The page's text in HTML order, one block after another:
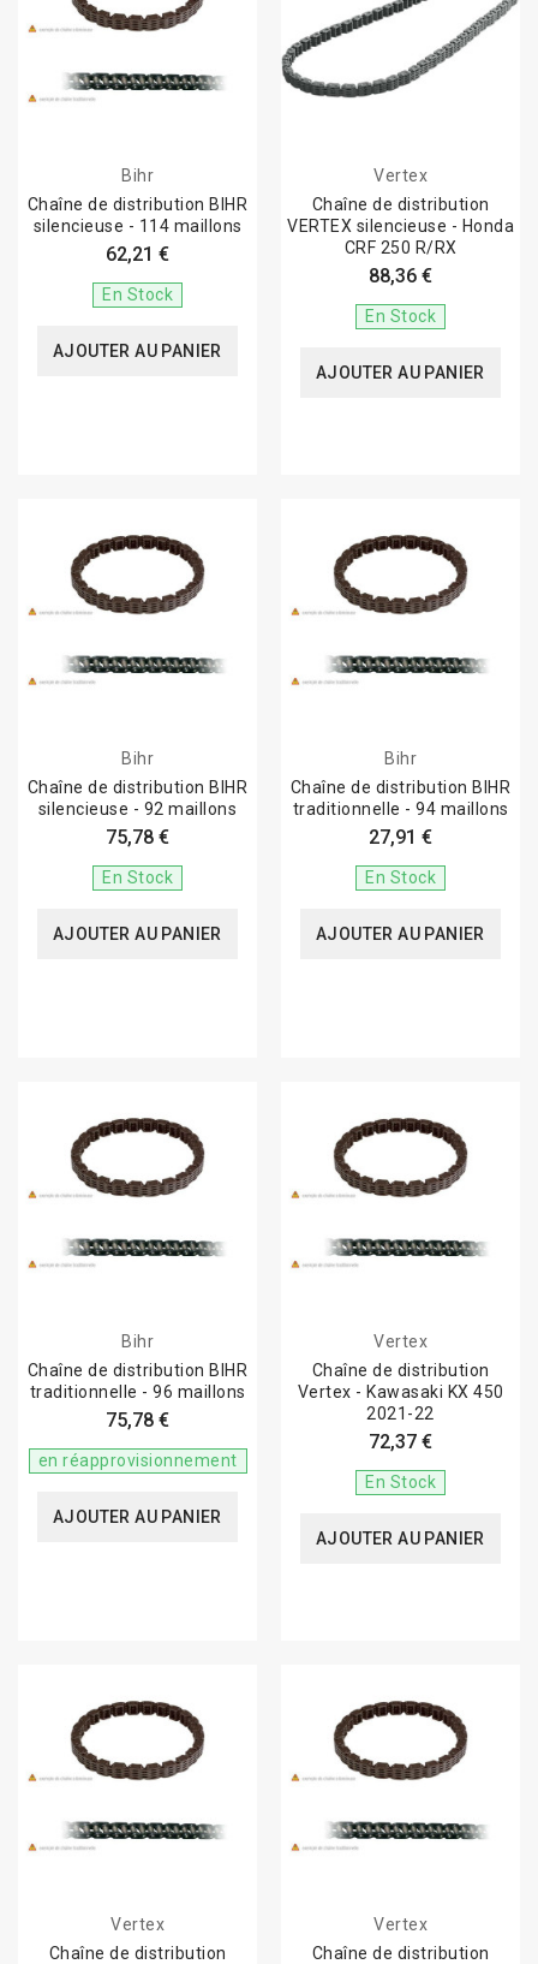
Bihr
Chaîne de distribution BIHR
silencieuse - 114 maillons
62,21 €
En Stock
AJOUTER AU PANIER
Vertex
Chaîne de distribution
VERTEX silencieuse - Honda
CRF 250 R/RX
88,36 €
En Stock
AJOUTER AU PANIER
Bihr
Chaîne de distribution BIHR
silencieuse - 92 maillons
75,78 €
En Stock
AJOUTER AU PANIER
Bihr
Chaîne de distribution BIHR
traditionnelle - 94 maillons
27,91 €
En Stock
AJOUTER AU PANIER
Bihr
Chaîne de distribution BIHR
traditionnelle - 96 maillons
75,78 €
en réapprovisionnement
AJOUTER AU PANIER
Vertex
Chaîne de distribution
Vertex - Kawasaki KX 450
2021-22
72,37 €
En Stock
AJOUTER AU PANIER
Vertex
Chaîne de distribution
Vertex
Chaîne de distribution